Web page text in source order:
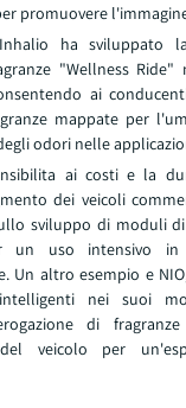
promuovere
ha sviluppato
"Wellness
ai
mappate per
odori nelle
ai costi e la
dei veicoli
sviluppo di moduli
un uso intensivo in
Un altro esempio e
nei suoi
di
veicolo per